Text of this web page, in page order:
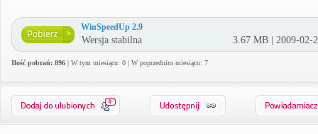
WinSpeedUp 2.9
Wersja stabilna 3.67 MB | 2009-02-
Ilość pobrań: 896 | W tym miesiącu: 0 | W poprzednim miesiącu: 7
0